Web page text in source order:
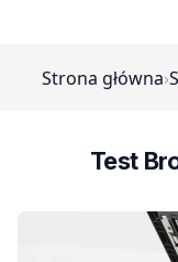
Strona główna›
Test